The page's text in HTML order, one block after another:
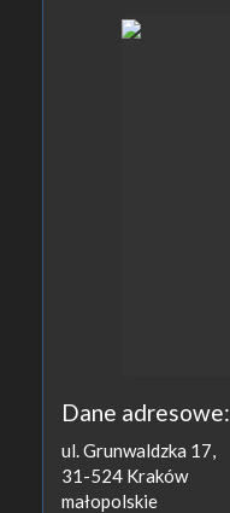
Dane adresowe:
ul. Grunwaldzka 17,
31-524 Kraków
małopolskie